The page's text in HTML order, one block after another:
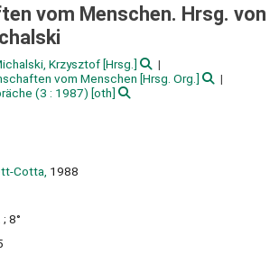
vom Menschen. Hrsg. von
Krzysztof [Hrsg.]
vom Menschen [Hrsg. Org.]
(3 : 1987) [oth]
Cotta, 1988
8°